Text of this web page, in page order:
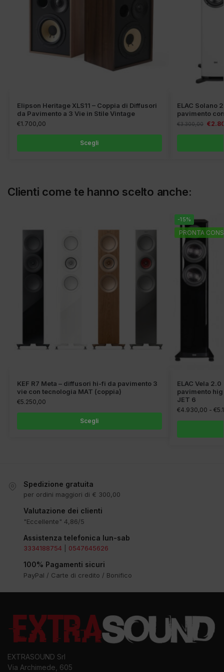
Elipson Heritage XLS11 – Coppia di Diffusori
da Pavimento a 3 Vie in Stile Vintage
€1.700,00
Scegli
ELAC Solano
pavimento
€3.300,00 €
Clienti come te hanno scelto anche:
KEF R7 Meta – diffusori hi-fi da pavimento 3
vie con tecnologia MAT (coppia)
€5.250,00
Scegli
-15%
PRONTA
ELAC Vela
pavimento
JET 6
€4.930,00 - €
Spedizione gratuita
per ordini maggiori di € 300,00
Valutazione dei clienti
"Eccellente" 4,86/5
Assistenza telefonica lun-sab
3334188754 0547645626
100% Pagamenti sicuri
PayPal / Carte di credito / Bonifico
EXTRASOUND Srl
Via Archimede, 605